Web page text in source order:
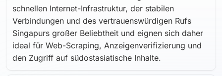
schnellen Internet-Infrastruktur, der stabilen
Verbindungen und des vertrauenswürdigen Rufs
Singapurs großer Beliebtheit und eignen sich daher
ideal für Web-Scraping, Anzeigenverifizierung und
den Zugriff auf südostasiatische Inhalte.